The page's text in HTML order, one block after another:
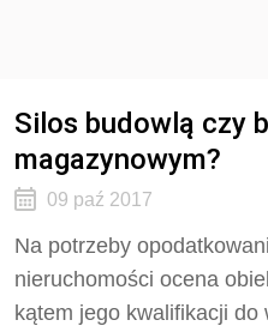
Silos budowlą czy
magazynowym?
09 paź 2017
Na potrzeby
nieruchomości ocena
kątem jego kwalifikacji